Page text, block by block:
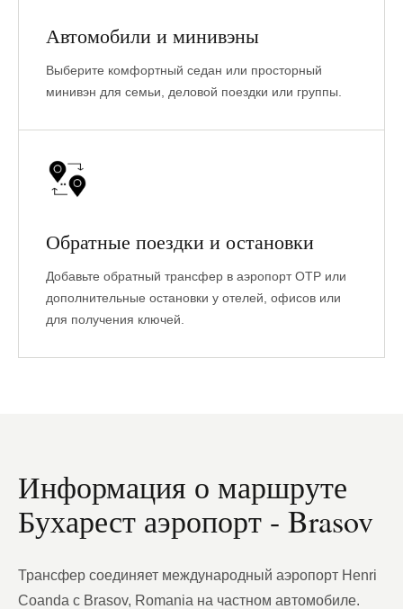
Автомобили и минивэны
Выберите комфортный седан или просторный
минивэн для семьи, деловой поездки или группы.
Обратные поездки и остановки
Добавьте обратный трансфер в аэропорт OTP или
дополнительные остановки у отелей, офисов или
для получения ключей.
Информация о маршруте
Бухарест аэропорт - Brasov
Трансфер соединяет международный аэропорт Henri
Coanda с Brasov, Romania на частном автомобиле.